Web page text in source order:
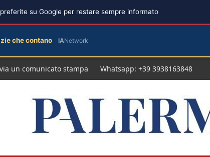
un comunicato stampa Whatsapp: +39 3938163848
su Google per restare sempre informato
che contano IANetwork